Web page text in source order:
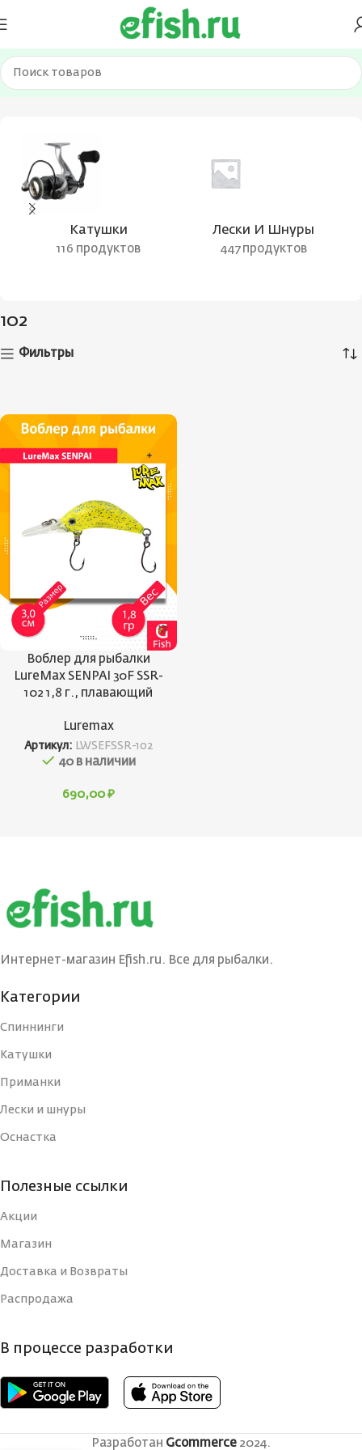
Главная Товар Цвет воблера 102
Катушки
116 продуктов
Лески И Шнуры
447 продуктов
102
Фильтры
Воблер для рыбалки
LureMax SENPAI 30F SSR-
102 1,8 г., плавающий
Luremax
Артикул: LWSEFSSR-102
40 в наличии
690,00 ₽
Интернет-магазин Efish.ru. Все для рыбалки.
Категории
Спиннинги
Катушки
Приманки
Лески и шнуры
Оснастка
Полезные ссылки
Акции
Магазин
Доставка и Возвраты
Распродажа
В процессе разработки
Разработан Gcommerce 2024.